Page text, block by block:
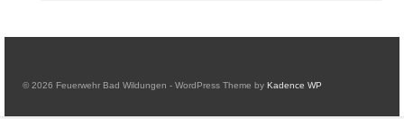
© 2026 Feuerwehr Bad Wildungen - WordPress Theme by Kadence WP